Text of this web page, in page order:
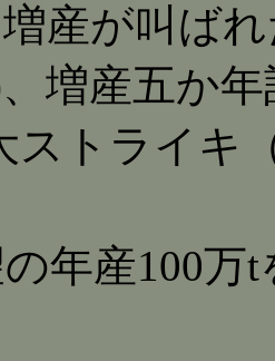
産が叫ば
増産五か
ストライキ
年産100万